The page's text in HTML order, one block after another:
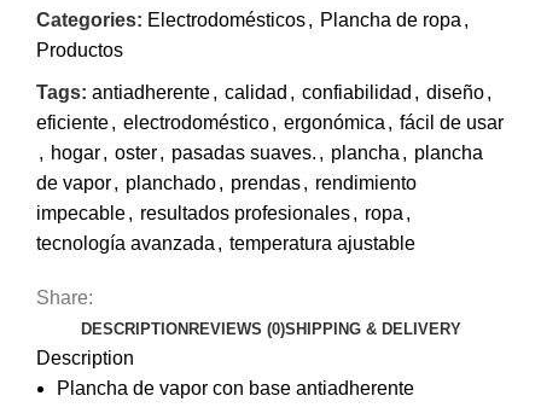
Categories: Electrodomésticos, Plancha de ropa ,
Productos
Tags: antiadherente, calidad , confiabilidad , diseño,
eficiente, electrodoméstico, ergonómica , fácil de usar
, hogar, oster, pasadas suaves. , plancha , plancha
de vapor, planchado, prendas, rendimiento
impecable, resultados profesionales, ropa ,
tecnología avanzada , temperatura ajustable
Share:
DESCRIPTION REVIEWS (0)SHIPPING & DELIVERY
Description
Plancha de vapor con base antiadherente